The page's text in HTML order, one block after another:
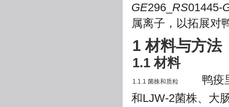
GE296_ RS01445-
属离子，以拓展对
1 材料与方法
1.1 材料
1.1.1 菌株和质粒
鸭疫里
和LJW-2菌株、大